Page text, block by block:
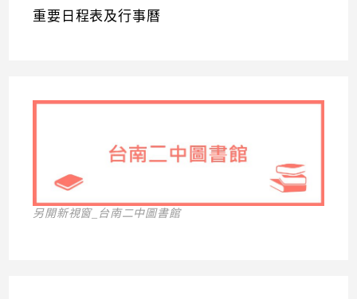
重要日程表及行事曆
另開新視窗_台南二中圖書館